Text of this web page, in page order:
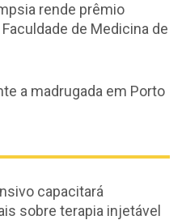
rende prêmio
de Medicina de
a madrugada em Porto
capacitará
sobre terapia injetável